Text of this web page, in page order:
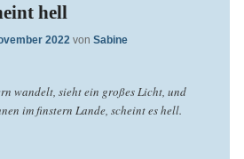
hell
2022 von Sabine
wandelt, sieht ein großes Licht, und
im finstern Lande, scheint es hell.